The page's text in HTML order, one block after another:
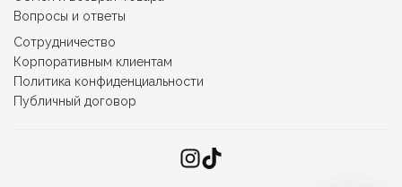
Вопросы и ответы
Сотрудничество
Корпоративным клиентам
Политика конфиденциальности
Публичный договор